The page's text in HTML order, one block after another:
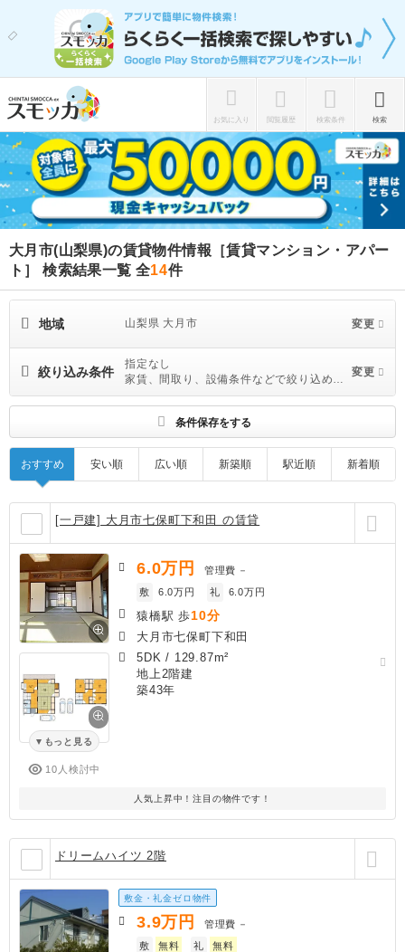
お気に入り 閲覧履歴 検索条件 検索
大月市(山梨県)の賃貸物件情報［賃貸マンション・アパー
ト］ 検索結果一覧 全14件
地域 山梨県 大月市 変更
絞り込み条件
指定なし
家賃、間取り、設備条件などで絞り込めま
す
変更
条件保存をする
おすすめ 安い順 広い順 新築順 駅近順 新着順
[一戸建] 大月市七保町下和田 の賃貸
もっと見る
10人検討中
6.0万円 管理費 －
敷
6.0万円 礼 6.0万円
猿橋駅 歩10分
大月市七保町下和田
5DK / 129.87m²
地上2階建
築43年
人気上昇中！注目の物件です！
ドリームハイツ 2階
敷金・礼金ゼロ物件
3.9万円 管理費 －
敷
無料 礼 無料